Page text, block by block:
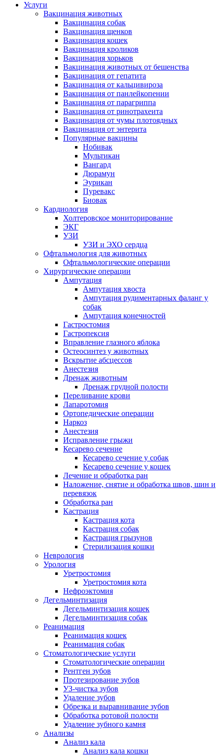
Услуги
Вакцинация животных
Вакцинация собак
Вакцинация щенков
Вакцинация кошек
Вакцинация кроликов
Вакцинация хорьков
Вакцинация животных от бешенства
Вакцинация от гепатита
Вакцинация от кальцивироза
Вакцинация от панлейкопении
Вакцинация от парагриппа
Вакцинация от ринотрахеита
Вакцинация от чумы плотоядных
Вакцинация от энтерита
Популярные вакцины
Нобивак
Мультикан
Вангард
Дюрамун
Эурикан
Пуревакс
Биовак
Кардиология
Холтеровское мониторирование
ЭКГ
УЗИ
УЗИ и ЭХО сердца
Офтальмология для животных
Офтальмологические операции
Хирургические операции
Ампутация
Ампутация хвоста
Ампутация рудиментарных фаланг у
собак
Ампутация конечностей
Гастростомия
Гастропексия
Вправление глазного яблока
Остеосинтез у животных
Вскрытие абсцессов
Анестезия
Дренаж животным
Дренаж грудной полости
Переливание крови
Лапаротомия
Ортопедические операции
Наркоз
Анестезия
Исправление грыжи
Кесарево сечение
Кесарево сечение у собак
Кесарево сечение у кошек
Лечение и обработка ран
Наложение, снятие и обработка швов, шин и
перевязок
Обработка ран
Кастрация
Кастрация кота
Кастрация собак
Кастрация грызунов
Стерилизация кошки
Неврология
Урология
Уретростомия
Уретростомия кота
Нефроэктомия
Дегельминтизация
Дегельминтизация кошек
Дегельминтизация собак
Реанимация
Реанимация кошек
Реанимация собак
Стоматологические услуги
Стоматологические операции
Рентген зубов
Протезирование зубов
УЗ-чистка зубов
Удаление зубов
Обрезка и выравнивание зубов
Обработка ротовой полости
Удаление зубного камня
Анализы
Анализ кала
Анализ кала кошки